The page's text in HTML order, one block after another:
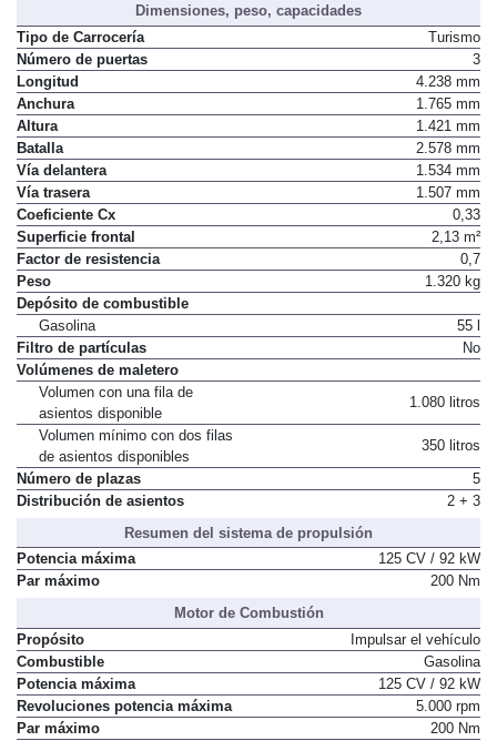
Dimensiones, peso, capacidades
Tipo de Carrocería
Turismo
Número de puertas
3
Longitud
4.238 mm
Anchura
1.765 mm
Altura
1.421 mm
Batalla
2.578 mm
Vía delantera
1.534 mm
Vía trasera
1.507 mm
Coeficiente Cx
0,33
Superficie frontal
2,13 m²
Factor de resistencia
0,7
Peso
1.320 kg
Depósito de combustible
Gasolina
55 l
Filtro de partículas
No
Volúmenes de maletero
Volumen con una fila de
asientos disponible
1.080 litros
Volumen mínimo con dos filas
de asientos disponibles
350 litros
Número de plazas
5
Distribución de asientos
2 + 3
Resumen del sistema de propulsión
Potencia máxima
125 CV / 92 kW
Par máximo
200 Nm
Motor de Combustión
Propósito
Impulsar el vehículo
Combustible
Gasolina
Potencia máxima
125 CV / 92 kW
Revoluciones potencia máxima
5.000 rpm
Par máximo
200 Nm